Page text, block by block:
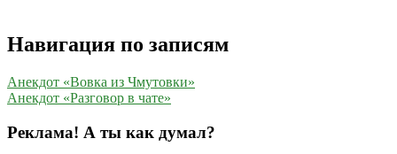
Навигация по записям
Анекдот «Вовка из Чмутовки»
Анекдот «Разговор в чате»
Реклама! А ты как думал?